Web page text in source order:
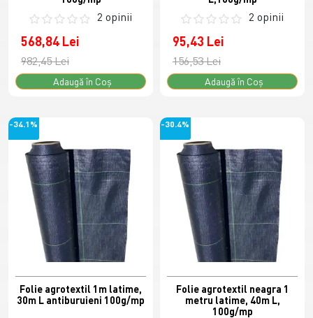
2 opinii
568,84 Lei
982,45 Lei
Adaugă în Coş
2 opinii
95,43 Lei
156,53 Lei
Adaugă în Coş
-34.1%
Folie agrotextil 1m latime,
30m L antiburuieni 100g/mp
-30.4%
Folie agrotextil neagra 1
metru latime, 40m L,
100g/mp